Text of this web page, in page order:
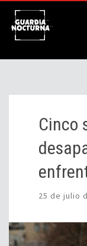
Cinco
25 de julio